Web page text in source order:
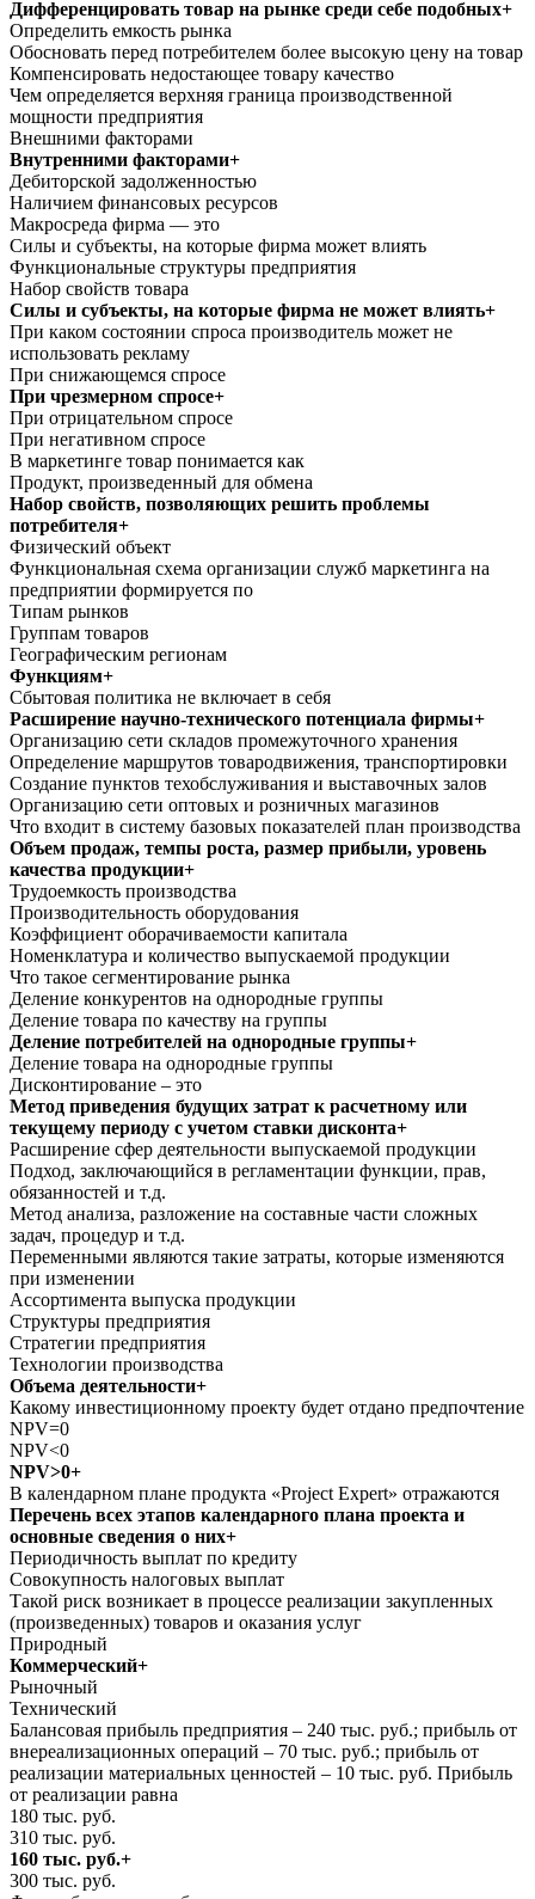
Дифференцировать товар на рынке среди себе подобных+
Определить емкость рынка
Обосновать перед потребителем более высокую цену на товар
Компенсировать недостающее товару качество
Чем определяется верхняя граница производственной
мощности предприятия
Внешними факторами
Внутренними факторами+
Дебиторской задолженностью
Наличием финансовых ресурсов
Макросреда фирма — это
Силы и субъекты, на которые фирма может влиять
Функциональные структуры предприятия
Набор свойств товара
Силы и субъекты, на которые фирма не может влиять+
При каком состоянии спроса производитель может не
использовать рекламу
При снижающемся спросе
При чрезмерном спросе+
При отрицательном спросе
При негативном спросе
В маркетинге товар понимается как
Продукт, произведенный для обмена
Набор свойств, позволяющих решить проблемы
потребителя+
Физический объект
Функциональная схема организации служб маркетинга на
предприятии формируется по
Типам рынков
Группам товаров
Географическим регионам
Функциям+
Сбытовая политика не включает в себя
Расширение научно-технического потенциала фирмы+
Организацию сети складов промежуточного хранения
Определение маршрутов товародвижения, транспортировки
Создание пунктов техобслуживания и выставочных залов
Организацию сети оптовых и розничных магазинов
Что входит в систему базовых показателей план производства
Объем продаж, темпы роста, размер прибыли, уровень
качества продукции+
Трудоемкость производства
Производительность оборудования
Коэффициент оборачиваемости капитала
Номенклатура и количество выпускаемой продукции
Что такое сегментирование рынка
Деление конкурентов на однородные группы
Деление товара по качеству на группы
Деление потребителей на однородные группы+
Деление товара на однородные группы
Дисконтирование – это
Метод приведения будущих затрат к расчетному или
текущему периоду с учетом ставки дисконта+
Расширение сфер деятельности выпускаемой продукции
Подход, заключающийся в регламентации функции, прав,
обязанностей и т.д.
Метод анализа, разложение на составные части сложных
задач, процедур и т.д.
Переменными являются такие затраты, которые изменяются
при изменении
Ассортимента выпуска продукции
Структуры предприятия
Стратегии предприятия
Технологии производства
Объема деятельности+
Какому инвестиционному проекту будет отдано предпочтение
NPV=0
NPV<0
NPV>0+
В календарном плане продукта «Project Expert» отражаются
Перечень всех этапов календарного плана проекта и
основные сведения о них+
Периодичность выплат по кредиту
Совокупность налоговых выплат
Такой риск возникает в процессе реализации закупленных
(произведенных) товаров и оказания услуг
Природный
Коммерческий+
Рыночный
Технический
Балансовая прибыль предприятия – 240 тыс. руб.; прибыль от
внереализационных операций – 70 тыс. руб.; прибыль от
реализации материальных ценностей – 10 тыс. руб. Прибыль
от реализации равна
180 тыс. руб.
310 тыс. руб.
160 тыс. руб.+
300 тыс. руб.